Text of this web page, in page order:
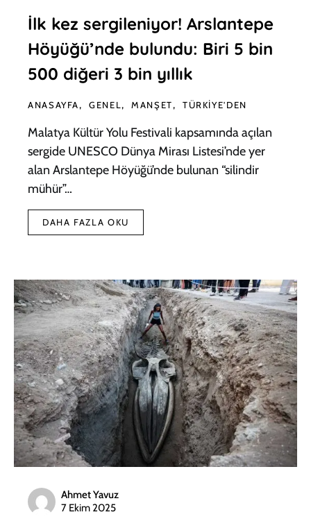
İlk kez sergileniyor! Arslantepe
Höyüğü’nde bulundu: Biri 5 bin
500 diğeri 3 bin yıllık
ANASAYFA GENEL MANŞET TÜRKIYE'DEN
Malatya Kültür Yolu Festivali kapsamında açılan
sergide UNESCO Dünya Mirası Listesi’nde yer
alan Arslantepe Höyüğü’nde bulunan “silindir
mühür”…
DAHA FAZLA OKU
Ahmet Yavuz
7 Ekim 2025